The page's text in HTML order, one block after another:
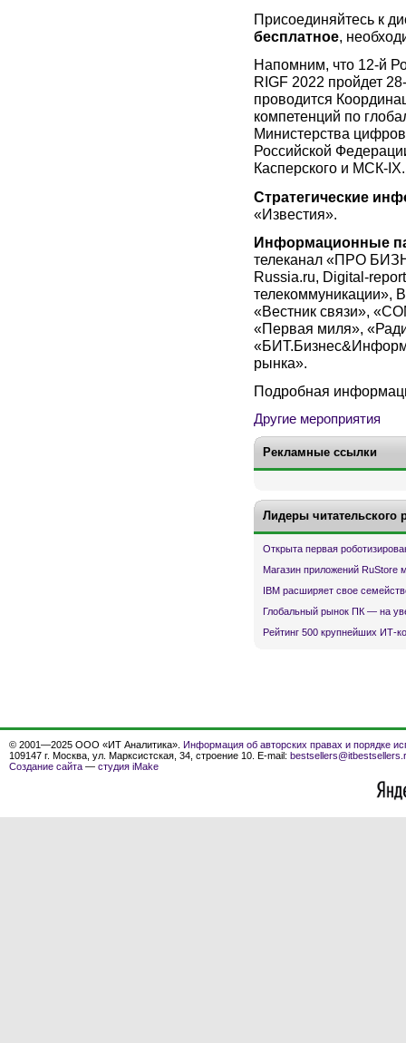
Присоединяйтесь к
бесплатное,
Напомним, что 12-й
RIGF 2022 пройдет
проводится
компетенций по
Министерства
Российской
Касперского и МСК-IX.
Стратегические
«Известия».
Информационные
телеканал «ПРО
Russia.ru, Digital-
телекоммуникации»,
«Вестник связи»,
«Первая миля»,
рынка».
Подробная
Другие мероприятия
Рекламные ссылки
Лидеры читательского
Открыта первая
Магазин приложений RuStore
IBM расширяет свое
Глобальный рынок ПК — на
Рейтинг 500 крупнейших ИТ-
© 2001—2025 ООО «ИТ Аналитика». Информация об авторских правах и порядке
109147 г. Москва, ул. Марксистская, 34, строение 10. E-mail:
Создание сайта — студия iMake